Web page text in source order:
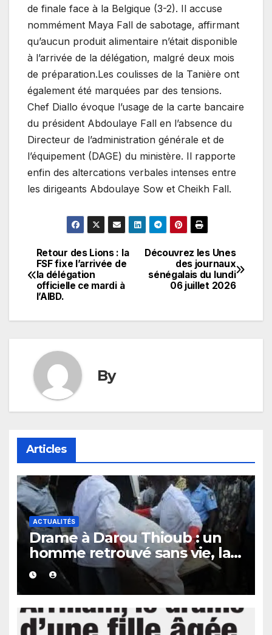
de finale face à la Belgique (3-2). Il accuse
nommément Maya Fall de sabotage, affirmant
qu’aucun produit alimentaire n’était disponible
à l’arrivée de la délégation, malgré deux mois
de préparation.Les coulisses de la Tanière ont
également été marquées par des tensions.
Chef Diallo évoque l’usage de la carte bancaire
du président Abdoulaye Fall en l’absence du
Directeur de l’administration générale et de
l’équipement (DAGE) du ministère. Il rapporte
enfin des altercations verbales intenses entre
les dirigeants Abdoulaye Sow et Cheikh Fall.
Navigation
de
Découvrez les Unes
des journaux
sénégalais du lundi
06 juillet 2026
Retour des Lions : la
FSF fixe l’arrivée de
la délégation
officielle ce mardi à
l’AIBD.
By
Articles
ACTUALITÉS
Drame à Darou Thioub : un
homme retrouvé sans vie, la
présence de traces de sang
alimente les premières
investigations.